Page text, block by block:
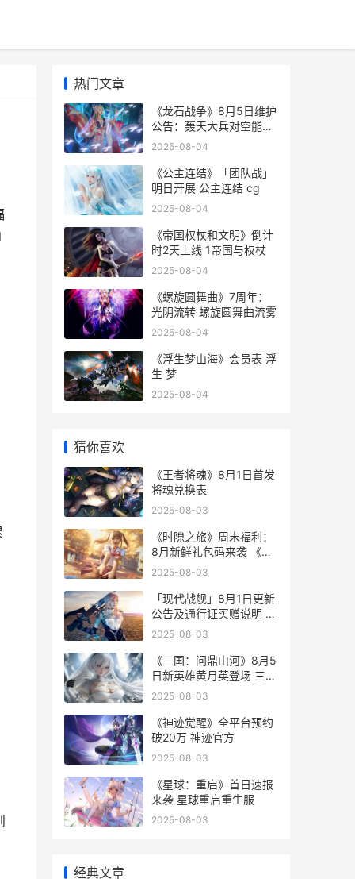
热门文章
《龙石战争》8月5日维护
公告：轰天大兵对空能力
增强 《龙石战争》手游今
2025-08-04
《公主连结》「团队战」
明日开展 公主连结 cg
2025-08-04
《帝国权杖和文明》倒计
时2天上线 1帝国与权杖
2025-08-04
《螺旋圆舞曲》7周年：
光阴流转 螺旋圆舞曲流雾
2025-08-04
《浮生梦山海》会员表 浮
生 梦
2025-08-04
猜你喜欢
《王者将魂》8月1日首发
将魂兑换表
2025-08-03
《时隙之旅》周末福利：
8月新鲜礼包码来袭 《时
间之旅》
2025-08-03
「现代战舰」8月1日更新
公告及通行证买赠说明 现
代战舰wg
2025-08-03
《三国：问鼎山河》8月5
日新英雄黄月英登场 三国
问鼎山河破解版
2025-08-03
《神迹觉醒》全平台预约
破20万 神迹官方
2025-08-03
《星球：重启》首日速报
来袭 星球重启重生服
2025-08-03
经典文章